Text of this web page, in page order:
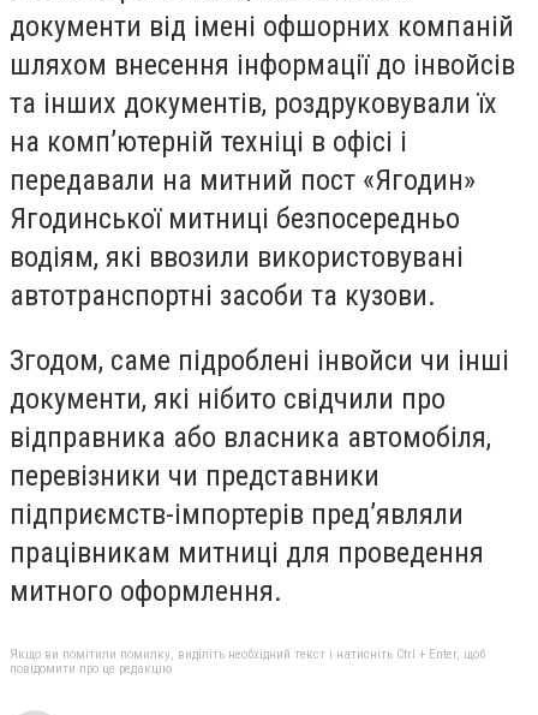
документи від імені офшорних компаній
шляхом внесення інформації до інвойсів
та інших документів, роздруковували їх
на комп’ютерній техніці в офісі і
передавали на митний пост «Ягодин»
Ягодинської митниці безпосередньо
водіям, які ввозили використовувані
автотранспортні засоби та кузови.
Згодом, саме підроблені інвойси чи інші
документи, які нібито свідчили про
відправника або власника автомобіля,
перевізники чи представники
підприємств-імпортерів пред’являли
працівникам митниці для проведення
митного оформлення.
Якщо ви помітили помилку, виділіть необхідний текст і натисніть Ctrl + Enter, щоб
повідомити про це редакцію